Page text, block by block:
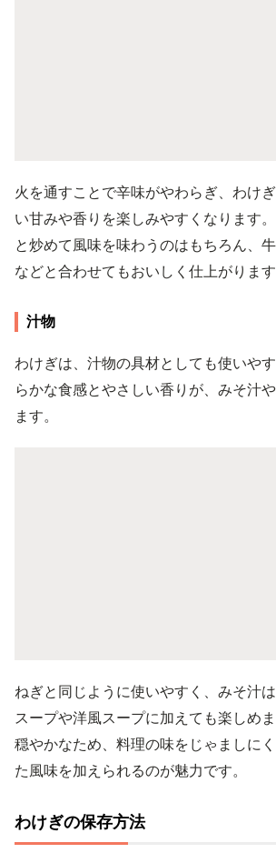
火を通すことで辛味がやわらぎ、わけ
い甘みや香りを楽しみやすくなります
と炒めて風味を味わうのはもちろん、
などと合わせてもおいしく仕上がります
汁物
わけぎは、汁物の具材としても使いや
らかな食感とやさしい香りが、みそ汁
ます。
ねぎと同じように使いやすく、みそ汁
スープや洋風スープに加えても楽しめ
穏やかなため、料理の味をじゃましに
た風味を加えられるのが魅力です。
わけぎの保存方法